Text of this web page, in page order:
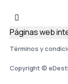
Términos y
Copyright ©
Páginas web